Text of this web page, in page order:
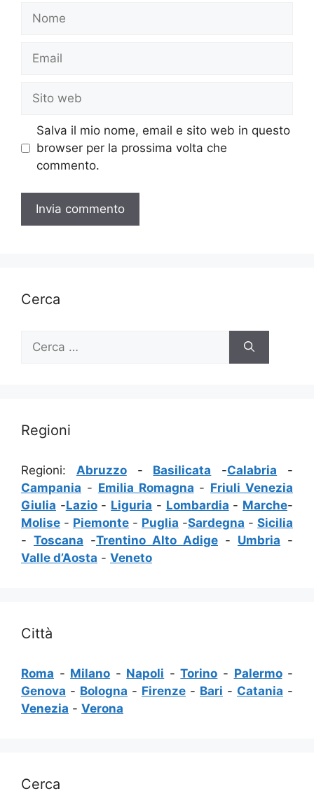
Nome
Email
Sito
web
Salva il mio nome, email e sito web in questo
browser per la prossima volta che
commento.
Cerca
per:
Regioni
Regioni: Abruzzo- Basilicata -Calabria -
Campania - Emilia Romagna - Friuli Venezia
Giulia -Lazio- Liguria - Lombardia - Marche-
Molise - Piemonte - Puglia -Sardegna - Sicilia
- Toscana -Trentino Alto Adige - Umbria -
Valle d’Aosta - Veneto
Città
Roma - Milano - Napoli -Torino - Palermo-
Genova - Bologna - Firenze - Bari - Catania -
Venezia - Verona
Cerca